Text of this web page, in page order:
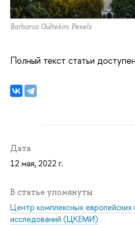
Barbaros Gültekin: Pexels
Полный текст статьи
Дата
12 мая, 2022 г.
В статье упомянуты
Центр комплексных
исследований (ЦКЕМИ)